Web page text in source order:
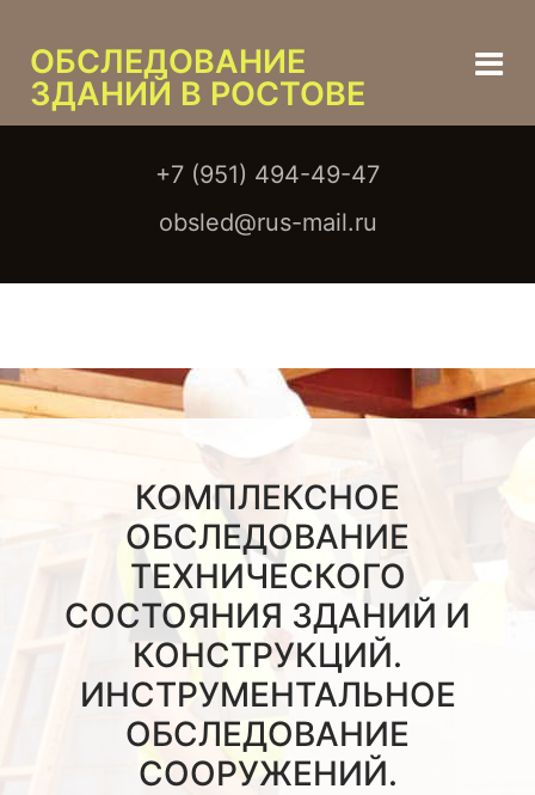
ОБСЛЕДОВАНИЕ
ЗДАНИЙ В РОСТОВЕ
+7 (951) 494-49-47
obsled@rus-mail.ru
КОМПЛЕКСНОЕ
ОБСЛЕДОВАНИЕ
ТЕХНИЧЕСКОГО
СОСТОЯНИЯ ЗДАНИЙ И
КОНСТРУКЦИЙ.
ИНСТРУМЕНТАЛЬНОЕ
ОБСЛЕДОВАНИЕ
СООРУЖЕНИЙ.